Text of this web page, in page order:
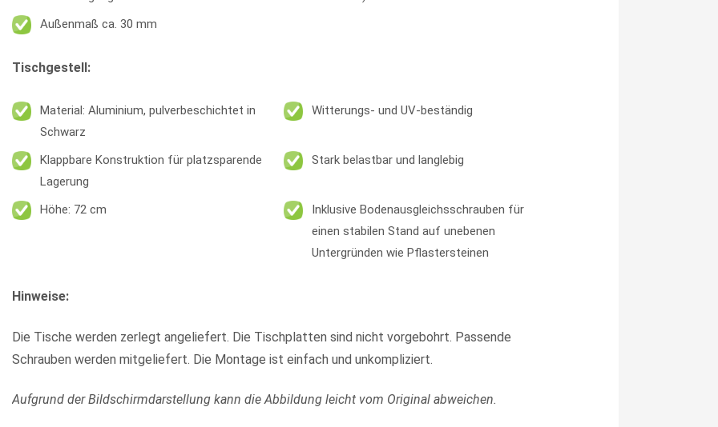
Außenmaß ca. 30 mm
Tischgestell:
Material: Aluminium, pulverbeschichtet in
Schwarz
Witterungs- und UV-beständig
Klappbare Konstruktion für platzsparende
Lagerung
Stark belastbar und langlebig
Höhe: 72 cm
Inklusive Bodenausgleichsschrauben für
einen stabilen Stand auf unebenen
Untergründen wie Pflastersteinen
Hinweise:
Die Tische werden zerlegt angeliefert. Die Tischplatten sind nicht vorgebohrt. Passende
Schrauben werden mitgeliefert. Die Montage ist einfach und unkompliziert.
Aufgrund der Bildschirmdarstellung kann die Abbildung leicht vom Original abweichen.